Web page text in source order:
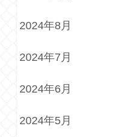
2024年8月
2024年7月
2024年6月
2024年5月